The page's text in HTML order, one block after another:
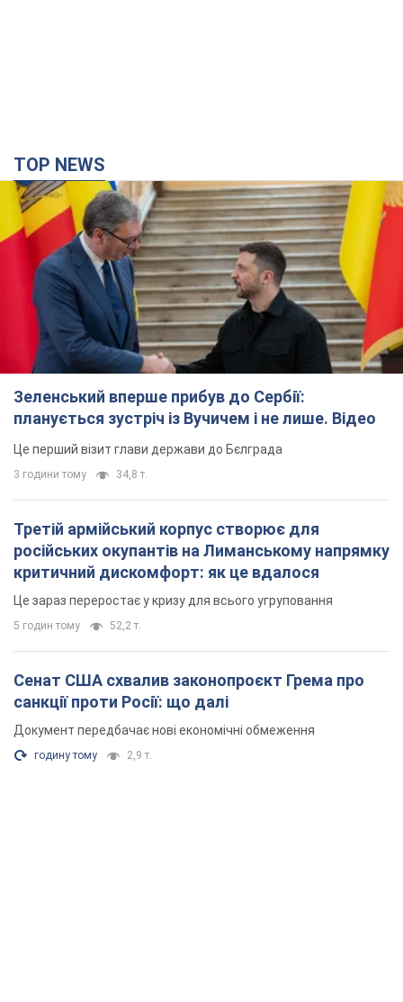
TOP NEWS
Зеленський вперше прибув до Сербії:
планується зустріч із Вучичем і не лише. Відео
Це перший візит глави держави до Бєлграда
3 години тому 34,8 т.
Третій армійський корпус створює для
російських окупантів на Лиманському напрямку
критичний дискомфорт: як це вдалося
Це зараз переростає у кризу для всього угруповання
5 годин тому 52,2 т.
Сенат США схвалив законопроєкт Грема про
санкції проти Росії: що далі
Документ передбачає нові економічні обмеження
годину тому 2,9 т.